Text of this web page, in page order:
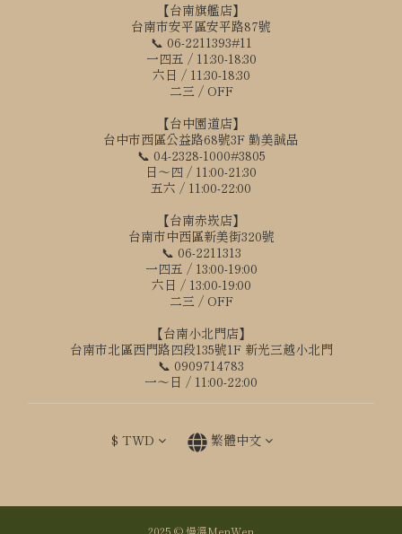
【台南旗艦店】
台南市安平區安平路87號
📞 06-2211393#11
一四五 / 11:30-18:30
六日 / 11:30-18:30
二三 / OFF
【台中園道店】
台中市西區公益路68號3F 勤美誠品
📞 04-2328-1000#3805
日～四 / 11:00-21:30
五六 / 11:00-22:00
【台南赤崁店】
台南市中西區新美街320號
📞 06-2211313
一四五 / 13:00-19:00
六日 / 13:00-19:00
二三 / OFF
【台南小北門店】
台南市北區西門路四段135號1F 新光三越小北門
📞 0909714783
一～日 / 11:00-22:00
$ TWD 繁體中文
2025 © 慢溫MenWen